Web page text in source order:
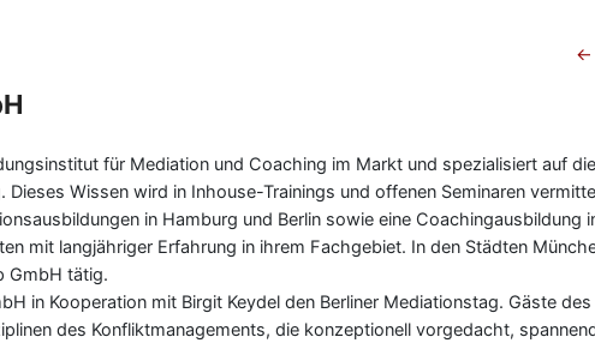
←
für Mediation und Coaching im Markt und spezialisiert auf
Wissen wird in Inhouse-Trainings und offenen Seminaren
in Hamburg und Berlin sowie eine Coachingausbildung
mit langjähriger Erfahrung in ihrem Fachgebiet. In den Städten
GmbH tätig.
in Kooperation mit Birgit Keydel den Berliner Mediationstag. Gäste
des Konfliktmanagements, die konzeptionell vorgedacht,